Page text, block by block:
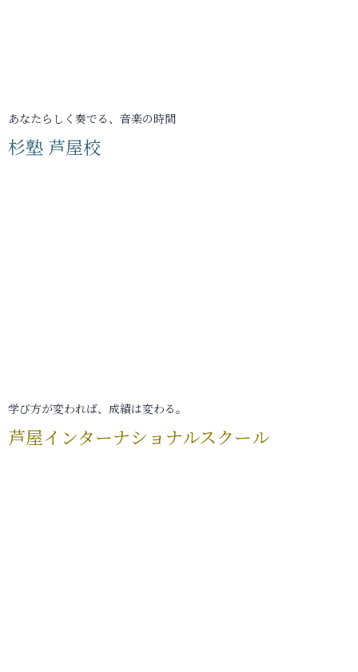
あなたらしく奏でる、音楽の時間
杉塾 芦屋校
学び方が変われば、成績は変わる。
芦屋インターナショナルスクール